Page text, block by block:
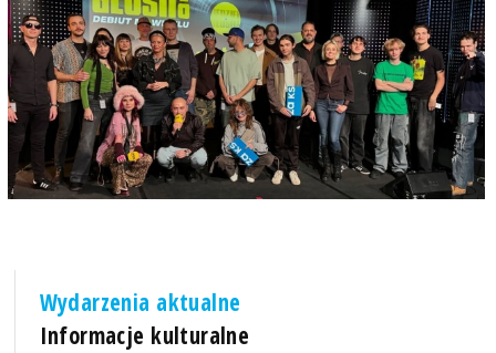
Wydarzenia aktualne
Informacje kulturalne